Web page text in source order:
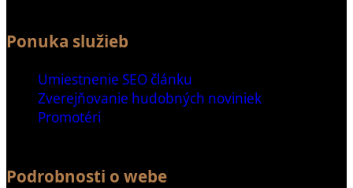
Ponuka služieb
Umiestnenie SEO článku
Zverejňovanie hudobných noviniek
Promotéri
Podrobnosti o webe